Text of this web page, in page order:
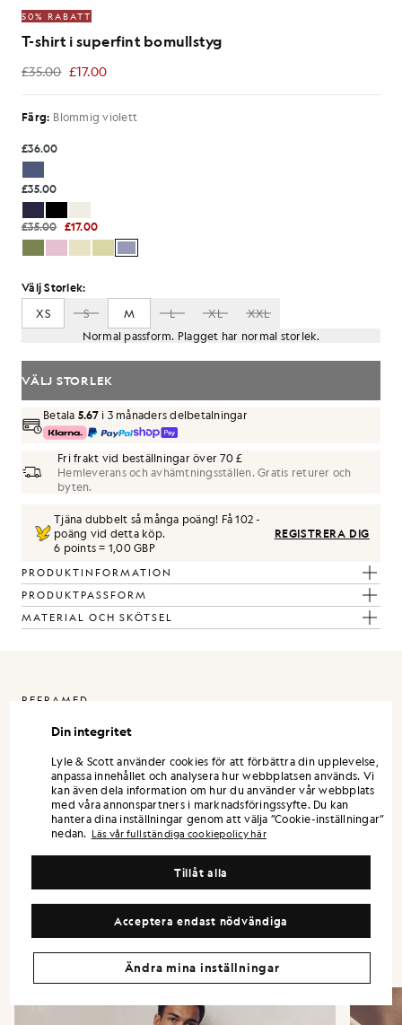
50% RABATT
T-shirt i superfint bomullstyg
£35.00 £17.00
£17.00
Färg: Blommig violett
£36.00
£35.00
£35.00 £17.00
Välj Storlek:
XS
S M L XL
XXL
Normal passform. Plagget har normal storlek.
VÄLJ STORLEK
Betala 5.67i 3 månaders delbetalningar
Fri frakt vid beställningar över 70 £
Hemleverans och avhämtningsställen. Gratis returer och
byten.
Tjäna dubbelt så många poäng! Få102-
poäng vid detta köp.
6 points = 1,00 GBP
REGISTRERA DIG
PRODUKTINFORMATION
PRODUKTPASSFORM
MATERIAL OCH SKÖTSEL
REFRAMED
ReFramed Lyle & Scott genom ett mer raffinerat perspektiv.
plagg är starkt i sig, men där hela sortimentet kommer bäst till sin
rätt när plaggen kombineras.
Silhuetterna är moderna och precisa. Skjortor och byxor präglas av
en skräddarsydd stil, medan lätta ytterplagg och eleganta stickade
plagg ger mångsidighet under hela säsongen.
Färgvalet är återhållsamt och modernt. Neutrala färger och
mineralnyanser utgör grunden, kompletterade med diskreta
accenter som gör garderoben mångsidig. Materialvalet står i
centrum, där ytbehandling och känsla behandlas som medvetna
designval, inte som efterkonstruktioner.
Din integritet
Lyle & Scott använder cookies för att förbättra din upplevelse,
anpassa innehållet och analysera hur webbplatsen används. Vi
kan även dela information om hur du använder vår webbplats
med våra annonspartners i marknadsföringssyfte. Du kan
hantera dina inställningar genom att välja ”Cookie-inställningar”
nedan. Läs vår fullständiga cookiepolicy här
Acceptera endast nödvändiga
Tillåt alla
Ändra mina inställningar